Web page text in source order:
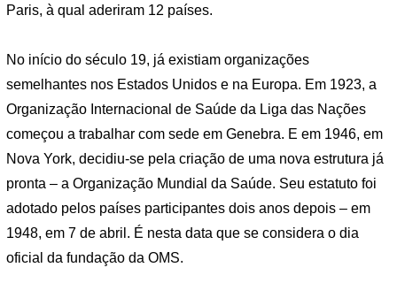
Paris, à qual aderiram 12 países.
No início do século 19, já existiam organizações
semelhantes nos Estados Unidos e na Europa. Em 1923, a
Organização Internacional de Saúde da Liga das Nações
começou a trabalhar com sede em Genebra. E em 1946, em
Nova York, decidiu-se pela criação de uma nova estrutura já
pronta – a Organização Mundial da Saúde. Seu estatuto foi
adotado pelos países participantes dois anos depois – em
1948, em 7 de abril. É nesta data que se considera o dia
oficial da fundação da OMS.